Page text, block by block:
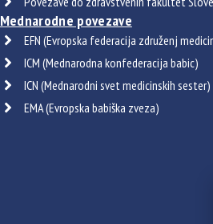
Mednarodne povezave
EFN (Evropska federacija združenj
ICM (Mednarodna konfederacija babic)
ICN (Mednarodni svet medicinskih sester)
EMA (Evropska babiška zveza)